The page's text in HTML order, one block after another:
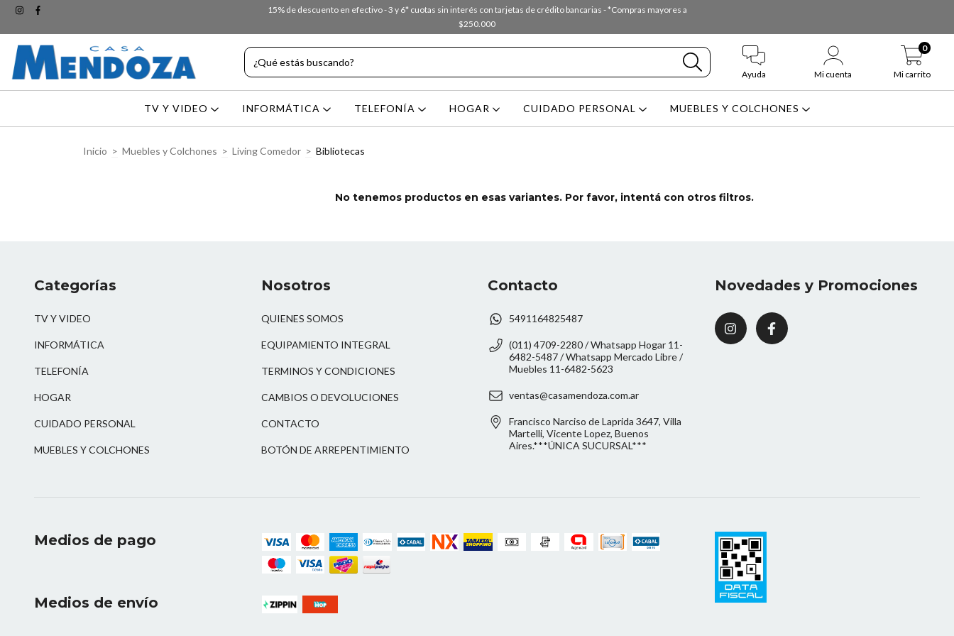
15% de descuento en efectivo - 3 y 6* cuotas sin interés con tarjetas de crédito bancarias - *Compras mayores a
$250.000
Ayuda Mi cuenta Mi carrito
0
TV Y VIDEO INFORMÁTICA TELEFONÍA HOGAR CUIDADO PERSONAL MUEBLES Y COLCHONES
Inicio > Muebles y Colchones > Living Comedor > Bibliotecas
No tenemos productos en esas variantes. Por favor, intentá con otros filtros.
Categorías
TV Y VIDEO
INFORMÁTICA
TELEFONÍA
HOGAR
CUIDADO PERSONAL
MUEBLES Y COLCHONES
Nosotros
QUIENES SOMOS
EQUIPAMIENTO INTEGRAL
TERMINOS Y CONDICIONES
CAMBIOS O DEVOLUCIONES
CONTACTO
BOTÓN DE ARREPENTIMIENTO
Contacto
5491164825487
(011) 4709-2280 / Whatsapp Hogar 11-
6482-5487 / Whatsapp Mercado Libre /
Muebles 11-6482-5623
ventas@casamendoza.com.ar
Francisco Narciso de Laprida 3647, Villa
Martelli, Vicente Lopez, Buenos
Aires.***ÚNICA SUCURSAL***
Novedades y Promociones
Medios de pago
Medios de envío